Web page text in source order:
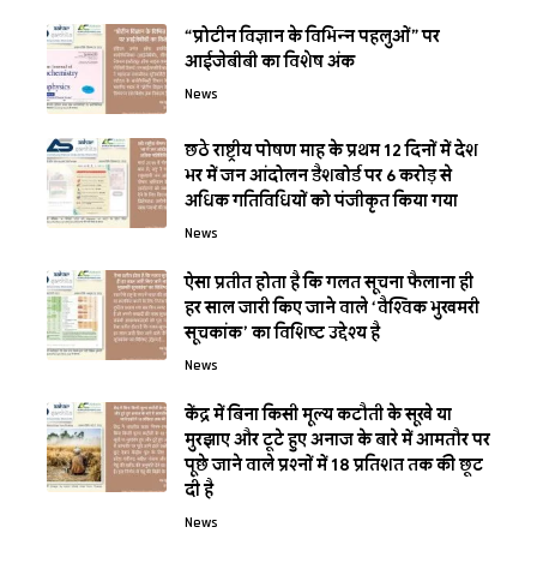
“प्रोटीन विज्ञान के विभिन्न पहलुओं” पर
आईजेबीबी का विशेष अंक
News
छठे राष्ट्रीय पोषण माह के प्रथम 12 दिनों में देश
भर में जन आंदोलन डैशबोर्ड पर 6 करोड़ से
अधिक गतिविधियों को पंजीकृत किया गया
News
ऐसा प्रतीत होता है कि गलत सूचना फैलाना ही
हर साल जारी किए जाने वाले ‘वैश्विक भुखमरी
सूचकांक’ का विशिष्‍ट उद्देश्‍य है
News
केंद्र में बिना किसी मूल्य कटौती के सूखे या
मुरझाए और टूटे हुए अनाज के बारे में आमतौर पर
पूछे जाने वाले प्रश्नों में 18 प्रतिशत तक की छूट
दी है
News